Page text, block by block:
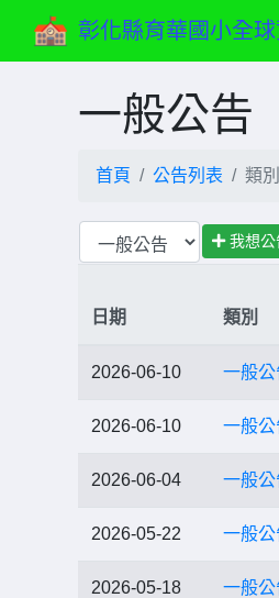
彰化縣育華國小全球
一般公告
首頁 公告列表 類
我想公
日期 類別
2026-06-10 一般公
2026-06-10 一般公
2026-06-04 一般公
2026-05-22 一般公
2026-05-18 一般公